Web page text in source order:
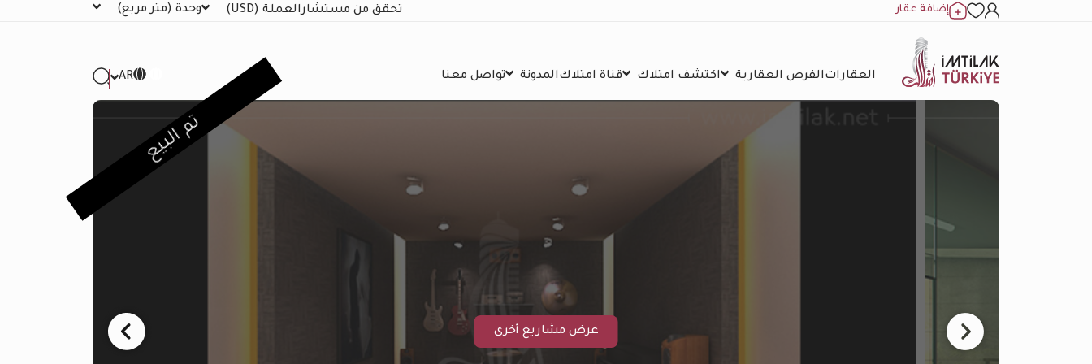
إضافة عقار تحقق من مستشارالعملة (USD) وحدة (متر مربع)
العقاراتالفرص العقارية اكتشف امتلاك قناة امتلاكالمدونة تواصل معنا AR
تم البيع
عرض مشاريع أخرى